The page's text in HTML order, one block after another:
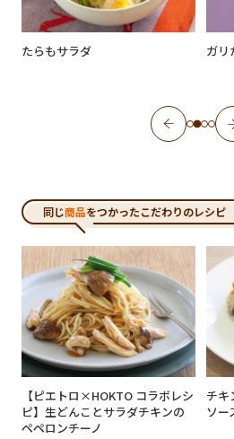
たらもサラダ ガリ
同じ商品をつかったこだわりのレシピ
【ピエトロ×HOKTO コラボレシ
ピ】生どんことサラダチキンの
ペペロンチーノ
チ
ソー